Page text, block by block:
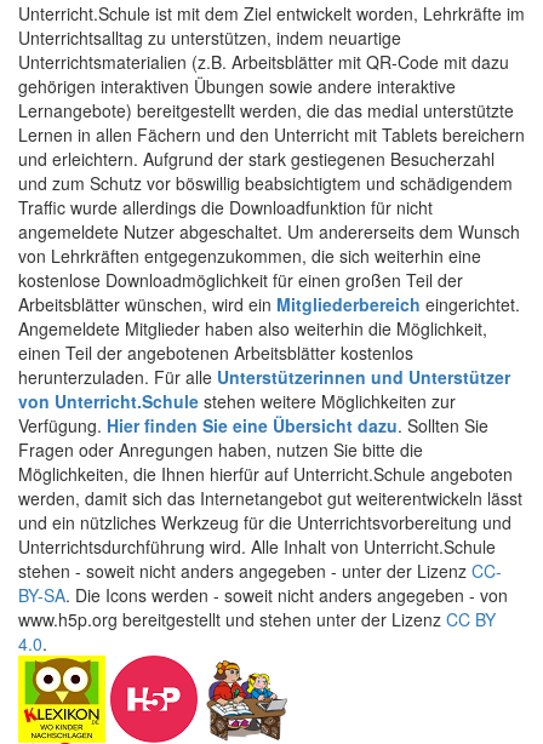
Unterricht.Schule ist mit dem Ziel entwickelt worden, Lehrkräfte im
Unterrichtsalltag zu unterstützen, indem neuartige
Unterrichtsmaterialien (z.B. Arbeitsblätter mit QR-Code mit dazu
gehörigen interaktiven Übungen sowie andere interaktive
Lernangebote) bereitgestellt werden, die das medial unterstützte
Lernen in allen Fächern und den Unterricht mit Tablets bereichern
und erleichtern. Aufgrund der stark gestiegenen Besucherzahl
und zum Schutz vor böswillig beabsichtigtem und schädigendem
Traffic wurde allerdings die Downloadfunktion für nicht
angemeldete Nutzer abgeschaltet. Um andererseits dem Wunsch
von Lehrkräften entgegenzukommen, die sich weiterhin eine
kostenlose Downloadmöglichkeit für einen großen Teil der
Arbeitsblätter wünschen, wird ein Mitgliederbereich eingerichtet.
Angemeldete Mitglieder haben also weiterhin die Möglichkeit,
einen Teil der angebotenen Arbeitsblätter kostenlos
herunterzuladen. Für alle Unterstützerinnen und Unterstützer
von Unterricht.Schule stehen weitere Möglichkeiten zur
Verfügung. Hier finden Sie eine Übersicht dazu. Sollten Sie
Fragen oder Anregungen haben, nutzen Sie bitte die
Möglichkeiten, die Ihnen hierfür auf Unterricht.Schule angeboten
werden, damit sich das Internetangebot gut weiterentwickeln lässt
und ein nützliches Werkzeug für die Unterrichtsvorbereitung und
Unterrichtsdurchführung wird. Alle Inhalt von Unterricht.Schule
stehen - soweit nicht anders angegeben - unter der Lizenz CC-
BY-SA. Die Icons werden - soweit nicht anders angegeben - von
www.h5p.org bereitgestellt und stehen unter der Lizenz CC BY
4.0.